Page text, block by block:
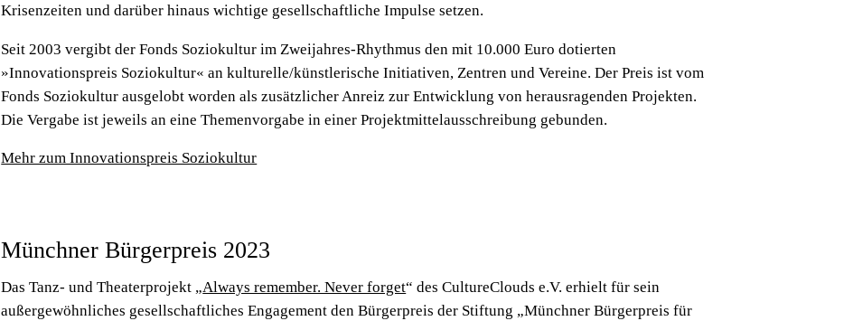
Krisenzeiten und darüber hinaus wichtige gesellschaftliche Impulse setzen.
Seit 2003 vergibt der Fonds Soziokultur im Zweijahres-Rhythmus den mit 10.000 Euro dotierten
»Innovationspreis Soziokultur« an kulturelle/künstlerische Initiativen, Zentren und Vereine. Der Preis ist vom
Fonds Soziokultur ausgelobt worden als zusätzlicher Anreiz zur Entwicklung von herausragenden Projekten.
Die Vergabe ist jeweils an eine Themenvorgabe in einer Projektmittelausschreibung gebunden.
Mehr zum Innovationspreis Soziokultur
Münchner Bürgerpreis 2023
Das Tanz- und Theaterprojekt „Always remember. Never forget“ des CultureClouds e.V. erhielt für sein
außergewöhnliches gesellschaftliches Engagement den Bürgerpreis der Stiftung „Münchner Bürgerpreis für